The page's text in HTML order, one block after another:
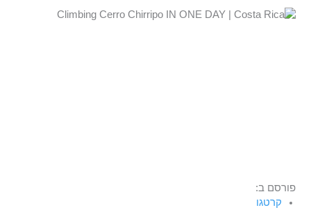
פורסם ב:
קרטגו